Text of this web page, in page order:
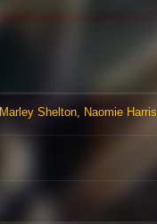
Marley Shelton, Naomie Harris